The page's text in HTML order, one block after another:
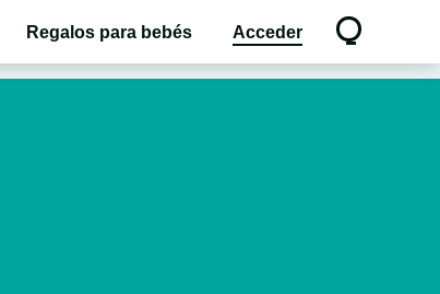
Regalos para bebés Acceder